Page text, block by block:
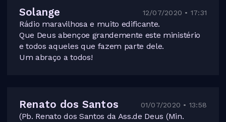
Solange 12/07/2020 • 17:31
Rádio maravilhosa e muito edificante.
Que Deus abençoe grandemente este ministério
e todos aqueles que fazem parte dele.
Um abraço a todos!
Renato dos Santos 01/07/2020 • 13:58
(Pb. Renato dos Santos da Ass.de Deus (Min.